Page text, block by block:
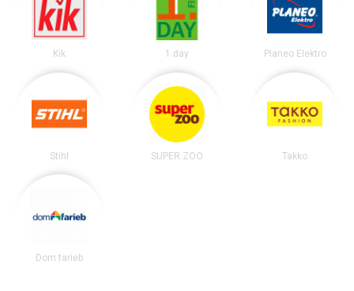
Kik 1.day Planeo Elektro
Stihl SUPER ZOO Takko
Dom farieb